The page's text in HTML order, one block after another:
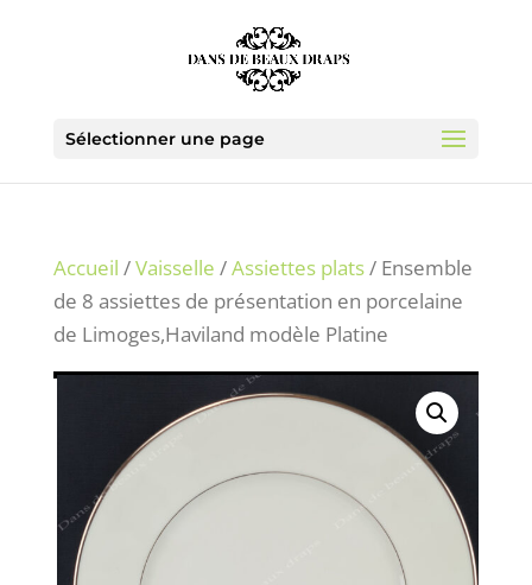
Sélectionner une page
Accueil /Vaisselle /Assiettes plats/ Ensemble
de 8 assiettes de présentation en porcelaine
de Limoges,Haviland modèle Platine